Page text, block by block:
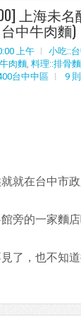
上海未名
中牛肉麵)
上午 小吃::
肉麵, 料理::排骨麵
台中中區 9
就在台中市
旁的一家麵
了，也不知